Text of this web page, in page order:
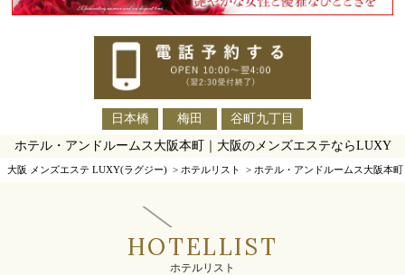
日本橋 梅田
谷町九丁目
ホテル・アンドルームス大阪本町｜大阪のメンズエステならLUXY
大阪 メンズエステ LUXY(ラグジー) > ホテルリスト > ホテル・アンドルームス大阪本町
HOTELLIST
ホテルリスト